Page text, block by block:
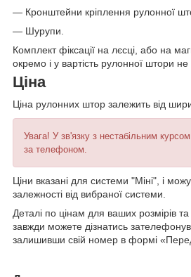
— Кронштейни кріплення рулонної
— Шурупи.
Комплект фіксації на лєсці, або на
окремо і у вартість рулонної штори не
Ціна
Ціна рулонних штор залежить від
Увага! У зв'язку з нестабільним
за телефоном.
Ціни вказані для системи "Міні", і
залежності від вибраної системи.
Деталі по цінам для ваших розмірів
завжди можете дізнатись
залишивши свій номер в формі